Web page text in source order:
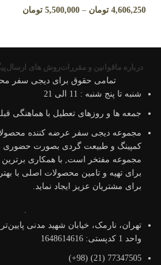
4,606,250 تومان –
5,500,000 تومان
درباره ماقوانین و مقرراتروش های ارسال
تمامی حقوق برای دیجی سفر
شنبه تا پنج شنبه : 11 الی 21
جمعه ها و روزهای تعطیل با هماهنگی
مجموعه دیجی سفر عرضه کننده
کمپینگ و طبیعت گردی بصورت حضوری
مجموعه مفتخر است, با همکاری برترین
برای تهیه و تامین محصولات اصلی با
برای مشتریان عزیز ایجاد نماید.
واحد 1 کدپستی: 1648614616
77347505 (21) (98+)